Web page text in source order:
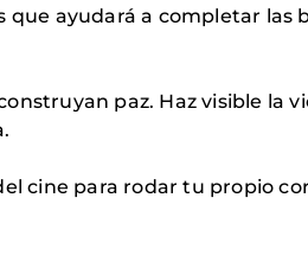
ayudará a completar las
paz. Haz visible la
cine para rodar tu propio